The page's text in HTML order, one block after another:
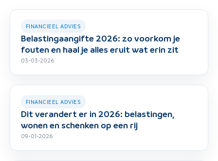
FINANCIEEL ADVIES
Belastingaangifte 2026: zo voorkom je
fouten en haal je alles eruit wat erin zit
03-03-2026
FINANCIEEL ADVIES
Dit verandert er in 2026: belastingen,
wonen en schenken op een rij
09-01-2026